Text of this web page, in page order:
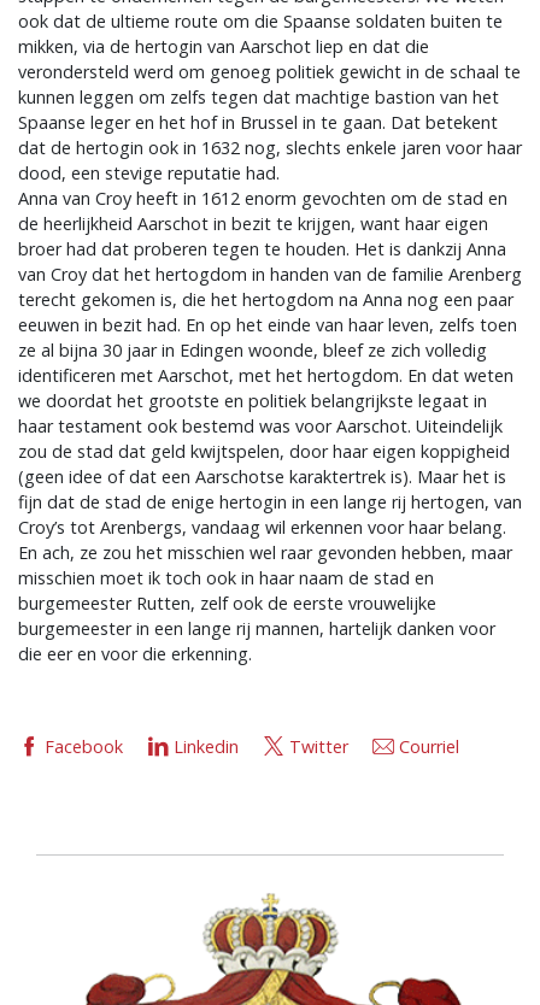
ook dat de ultieme route om die Spaanse soldaten buiten te
mikken, via de hertogin van Aarschot liep en dat die
verondersteld werd om genoeg politiek gewicht in de schaal te
kunnen leggen om zelfs tegen dat machtige bastion van het
Spaanse leger en het hof in Brussel in te gaan. Dat betekent
dat de hertogin ook in 1632 nog, slechts enkele jaren voor haar
dood, een stevige reputatie had.
Anna van Croy heeft in 1612 enorm gevochten om de stad en
de heerlijkheid Aarschot in bezit te krijgen, want haar eigen
broer had dat proberen tegen te houden. Het is dankzij Anna
van Croy dat het hertogdom in handen van de familie Arenberg
terecht gekomen is, die het hertogdom na Anna nog een paar
eeuwen in bezit had. En op het einde van haar leven, zelfs toen
ze al bijna 30 jaar in Edingen woonde, bleef ze zich volledig
identificeren met Aarschot, met het hertogdom. En dat weten
we doordat het grootste en politiek belangrijkste legaat in
haar testament ook bestemd was voor Aarschot. Uiteindelijk
zou de stad dat geld kwijtspelen, door haar eigen koppigheid
(geen idee of dat een Aarschotse karaktertrek is). Maar het is
fijn dat de stad de enige hertogin in een lange rij hertogen, van
Croy’s tot Arenbergs, vandaag wil erkennen voor haar belang.
En ach, ze zou het misschien wel raar gevonden hebben, maar
misschien moet ik toch ook in haar naam de stad en
burgemeester Rutten, zelf ook de eerste vrouwelijke
burgemeester in een lange rij mannen, hartelijk danken voor
die eer en voor die erkenning.
Facebook Linkedin Twitter Courriel